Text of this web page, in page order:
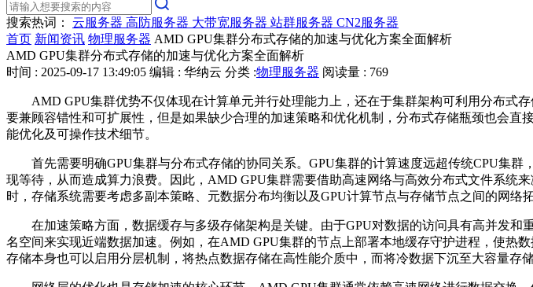
搜索热词： 云服务器 高防服务器 大带宽服务器 站群服务器 CN2服务器
首页 新闻资讯 物理服务器 AMD GPU集群分布式存储的加速与优化方案全面解析
AMD GPU集群分布式存储的加速与优化方案全面解析
时间 : 2025-09-17 13:49:05 编辑 : 华纳云 分类 :物理服务器 阅读量 : 769
AMD GPU集群优势不仅体现在计算单元并行处理能力上，还在于集群架构可利用分布式
要兼顾容错性和可扩展性，但是如果缺少合理的加速策略和优化机制，分布式存储瓶颈也会直
能优化及可操作技术细节。
首先需要明确GPU集群与分布式存储的协同关系。 GPU集群的计算速度远超传统CPU集群
现等待，从而造成算力浪费。因此， AMD GPU集群需要借助高速网络与高效分布式文件系统
时，存储系统需要考虑多副本策略、元数据分布均衡以及GPU计算节点与存储节点之间的网络
在加速策略方面，数据缓存与多级存储架构是关键。由于GPU对数据的访问具有高并发和
名空间来实现近端数据加速。例如，在AMD GPU集群的节点上部署本地缓存守护进程，使热
存储本身也可以启用分层机制，将热点数据存储在高性能介质中，而将冷数据下沉至大容量存